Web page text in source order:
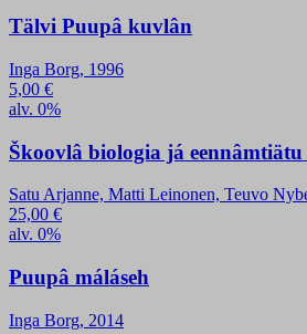
Tälvi Puupâ kuvlân
Inga Borg, 1996
5,00 €
alv. 0%
Škoovlâ biologia já
Satu Arjanne, Matti Leinonen, Teuvo
25,00 €
alv. 0%
Puupâ máláseh
Inga Borg, 2014